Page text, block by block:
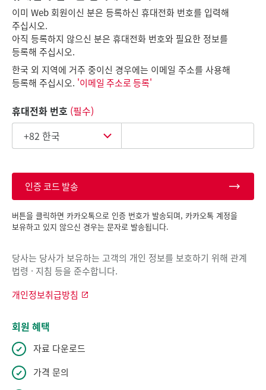
이미 Web 회원이신 분은 등록하신 휴대전화 번호를 입력해
주십시오.
아직 등록하지 않으신 분은 휴대전화 번호와 필요한 정보를
등록해 주십시오.
한국 외 지역에 거주 중이신 경우에는 이메일 주소를 사용해
등록해 주십시오. '이메일 주소로 등록'
휴대전화 번호 (필수)
인증 코드 발송
버튼을 클릭하면 카카오톡으로 인증 번호가 발송되며, 카카오톡 계정을
보유하고 있지 않으신 경우는 문자로 발송됩니다.
당사는 당사가 보유하는 고객의 개인 정보를 보호하기 위해 관계
법령 · 지침 등을 준수합니다.
개인정보취급방침
회원 혜택
자료 다운로드
가격 문의